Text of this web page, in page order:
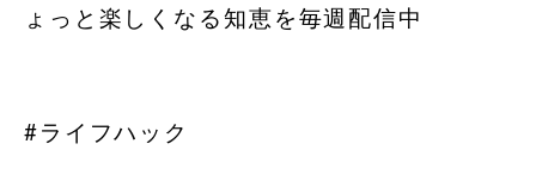
ょっと楽しくなる知恵を毎週配信中
#ライフハック